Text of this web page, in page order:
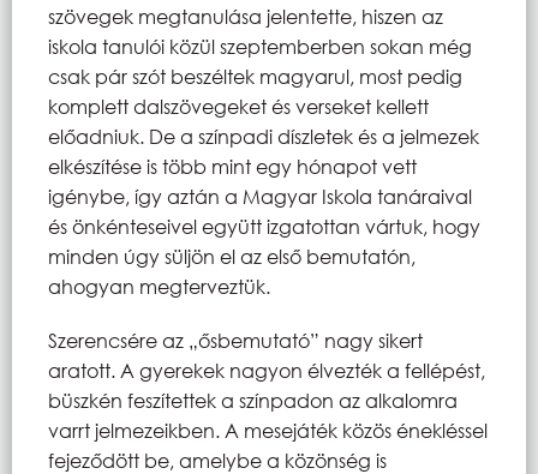
szövegek megtanulása jelentette, hiszen az
iskola tanulói közül szeptemberben sokan még
csak pár szót beszéltek magyarul, most pedig
komplett dalszövegeket és verseket kellett
előadniuk. De a színpadi díszletek és a jelmezek
elkészítése is több mint egy hónapot vett
igénybe, így aztán a Magyar Iskola tanáraival
és önkénteseivel együtt izgatottan vártuk, hogy
minden úgy süljön el az első bemutatón,
ahogyan megterveztük.
Szerencsére az „ősbemutató” nagy sikert
aratott. A gyerekek nagyon élvezték a fellépést,
büszkén feszítettek a színpadon az alkalomra
varrt jelmezeikben. A mesejáték közös énekléssel
fejeződött be, amelybe a közönség is